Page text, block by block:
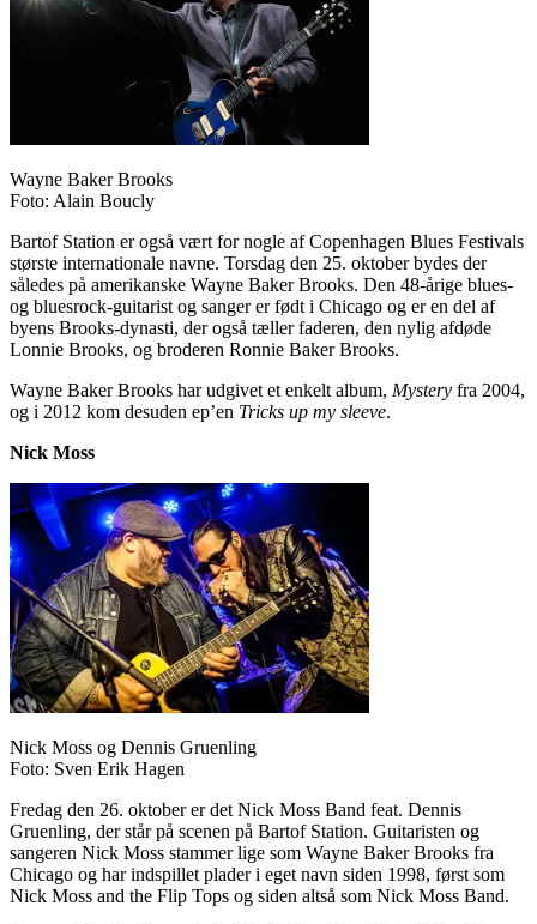
Wayne Baker Brooks
Foto: Alain Boucly
Bartof Station er også vært for nogle af Copenhagen Blues Festivals
største internationale navne. Torsdag den 25. oktober bydes der
således på amerikanske Wayne Baker Brooks. Den 48-årige blues-
og bluesrock-guitarist og sanger er født i Chicago og er en del af
byens Brooks-dynasti, der også tæller faderen, den nylig afdøde
Lonnie Brooks, og broderen Ronnie Baker Brooks.
Wayne Baker Brooks har udgivet et enkelt album, Mystery fra 2004,
og i 2012 kom desuden ep’en Tricks up my sleeve.
Nick Moss
Nick Moss og Dennis Gruenling
Foto: Sven Erik Hagen
Fredag den 26. oktober er det Nick Moss Band feat. Dennis
Gruenling, der står på scenen på Bartof Station. Guitaristen og
sangeren Nick Moss stammer lige som Wayne Baker Brooks fra
Chicago og har indspillet plader i eget navn siden 1998, først som
Nick Moss and the Flip Tops og siden altså som Nick Moss Band.